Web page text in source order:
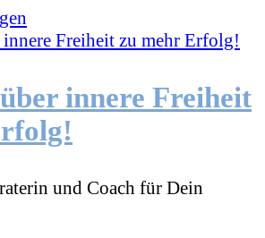
innere Freiheit
und Coach für Dein